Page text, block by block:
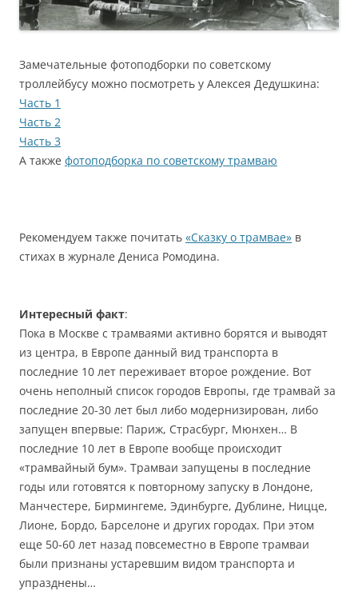
Замечательные фотоподборки по советскому
троллейбусу можно посмотреть у Алексея Дедушкина:
Часть 1
Часть 2
Часть 3
А также фотоподборка по советскому трамваю
Рекомендуем также почитать «Сказку о трамвае» в
стихах в журнале Дениса Ромодина.
Интересный факт:
Пока в Москве с трамваями активно борятся и выводят
из центра, в Европе данный вид транспорта в
последние 10 лет переживает второе рождение. Вот
очень неполный список городов Европы, где трамвай за
последние 20-30 лет был либо модернизирован, либо
запущен впервые: Париж, Страсбург, Мюнхен… В
последние 10 лет в Европе вообще происходит
«трамвайный бум». Трамваи запущены в последние
годы или готовятся к повторному запуску в Лондоне,
Манчестере, Бирмингеме, Эдинбурге, Дублине, Ницце,
Лионе, Бордо, Барселоне и других городах. При этом
еще 50-60 лет назад повсеместно в Европе трамваи
были признаны устаревшим видом транспорта и
упразднены…